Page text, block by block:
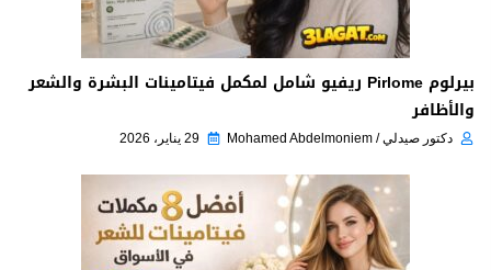
بيرلوم Pirlome ريفيو شامل لمكمل فيتامينات البشرة والشعر
والأظافر
دكتور صيدلي / Mohamed Abdelmoniem 29 يناير، 2026